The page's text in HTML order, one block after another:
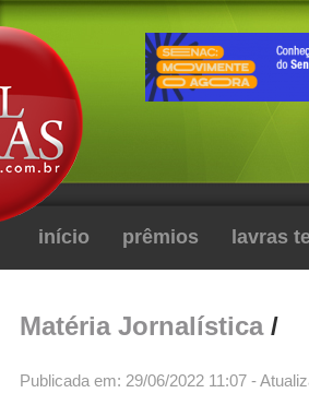
início prêmios lavras
Matéria Jornalística/
Publicada em: 29/06/2022 11:07 -